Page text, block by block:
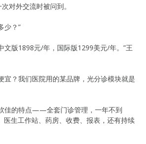
对外交流时被问到。
少？”
文版1898元/年，国际版1299美元/年。”王
宜？我们医院用的某品牌，光分诊模块就是
佳的特点——全套门诊管理，一年不到
医生工作站、药房、收费、报表，还有持续